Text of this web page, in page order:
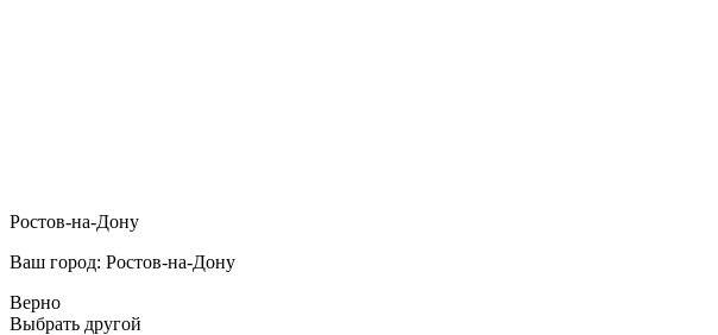
Ростов-на-Дону
Ваш город: Ростов-на-Дону
Верно
Выбрать другой